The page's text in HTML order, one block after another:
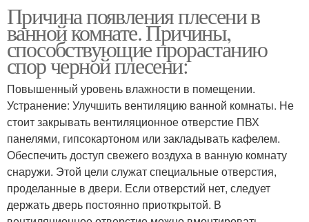
Причина появления плесени в
ванной комнате. Причины,
способствующие прорастанию
спор черной плесени:
Повышенный уровень влажности в помещении.
Устранение: Улучшить вентиляцию ванной комнаты. Не
стоит закрывать вентиляционное отверстие ПВХ
панелями, гипсокартоном или закладывать кафелем.
Обеспечить доступ свежего воздуха в ванную комнату
снаружи. Этой цели служат специальные отверстия,
проделанные в двери. Если отверстий нет, следует
держать дверь постоянно приоткрытой. В